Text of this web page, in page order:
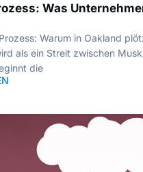
Was
Warum in Oakland
als ein Streit zwischen
die